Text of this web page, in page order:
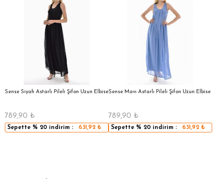
Sense Siyah Astarlı Pileli Şifon Uzun Elbise
789,90 ₺
Sepette % 20 indirim : 631,92₺
Sense Mavı Astarlı Pileli Şifon Uzun Elbise
789,90 ₺
Sepette % 20 indirim : 631,92₺